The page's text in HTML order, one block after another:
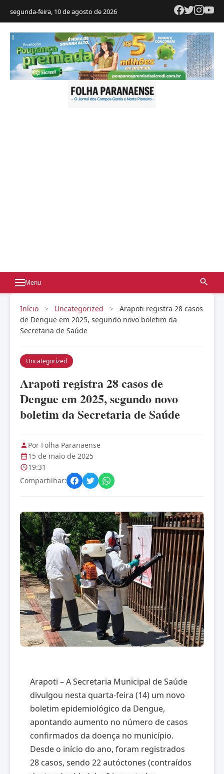
segunda-feira, 10 de agosto de 2026
Menu
Início > Uncategorized >
Arapoti registra 28 casos
de Dengue em 2025, segundo novo boletim da
Secretaria de Saúde
Uncategorized
Arapoti registra 28 casos de
Dengue em 2025, segundo novo
boletim da Secretaria de Saúde
Por Folha Paranaense
15 de maio de 2025
19:31
Compartilhar:
Arapoti – A Secretaria Municipal de Saúde
divulgou nesta quarta-feira (14) um novo
boletim epidemiológico da Dengue,
apontando aumento no número de casos
confirmados da doença no município.
Desde o início do ano, foram registrados
28 casos, sendo 22 autóctones (contraídos